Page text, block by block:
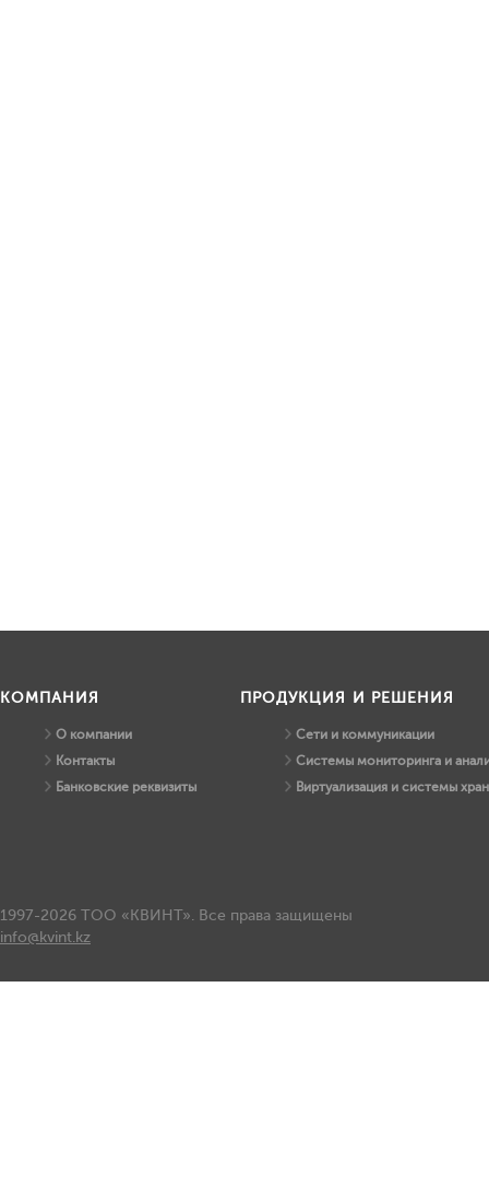
КОМПАНИЯ
О компании
Контакты
Банковские реквизиты
ПРОДУКЦИЯ И РЕШЕНИЯ
Сети и коммуникации
Системы мониторинга и
Виртуализация и системы
1997-2026 ТОО «КВИНТ». Все права защищены
info@kvint.kz